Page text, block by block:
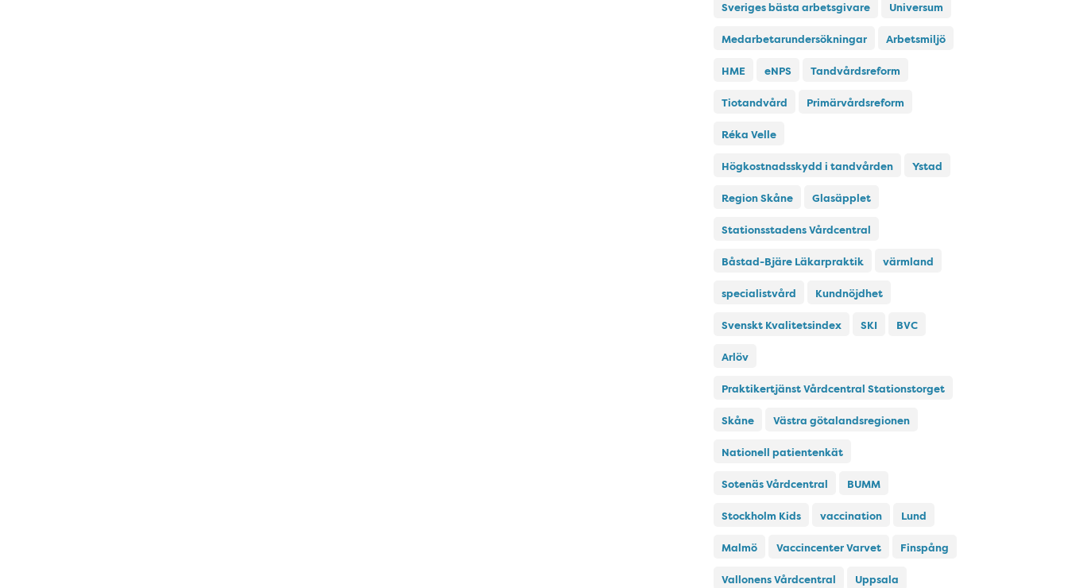
Sveriges bästa arbetsgivare Universum
Medarbetarundersökningar Arbetsmiljö
HME eNPS Tandvårdsreform
Tiotandvård Primärvårdsreform
Réka Velle
Högkostnadsskydd i tandvården Ystad
Region Skåne Glasäpplet
Stationsstadens Vårdcentral
Båstad-Bjäre Läkarpraktik värmland
specialistvård Kundnöjdhet
Svenskt Kvalitetsindex SKI BVC
Arlöv
Praktikertjänst Vårdcentral Stationstorget
Skåne Västra götalandsregionen
Nationell patientenkät
Sotenäs Vårdcentral BUMM
Stockholm Kids vaccination Lund
Malmö Vaccincenter Varvet Finspång
Vallonens Vårdcentral Uppsala